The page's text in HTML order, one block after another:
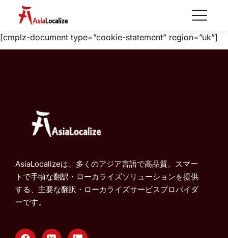
[cmplz-document type=”cookie-statement” region=”uk”]
AsiaLocalizeは、多くのアジア言語で高品質、スマー
トで手頃な翻訳・ローカライズソリューションを提供
する、主要な翻訳・ローカライズサービスプロバイダ
ーです。